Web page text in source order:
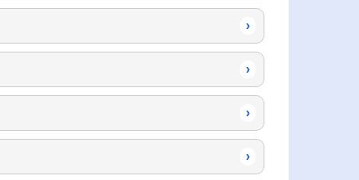
›
›
›
›